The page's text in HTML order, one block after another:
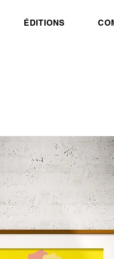
ÉDITIONS